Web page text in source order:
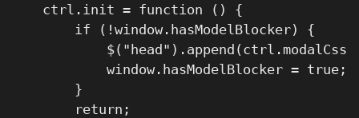
    ctrl.init = function () {
        if (!window.hasModelBlocker) {
            window.hasModelBlocker = true;
        }
        return;